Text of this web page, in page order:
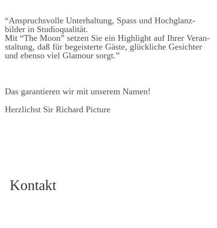
“An­spruchs­­volle Unter­­haltung, Spass und Hoch­­glanz­­
bilder in Studio­qualität.
Mit “The Moon” setzen Sie ein High­­light auf Ihrer Ver­­an­
stalt­ung, daß für be­­geisterte Gäste, glück­liche Ge­­sichter
und ebenso viel Glamour sorgt.”
Das garantieren wir mit unserem Namen!
Herzlichst Sir Richard Picture
Kontakt